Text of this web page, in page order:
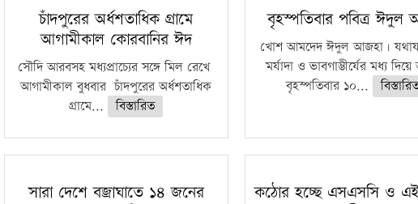
চাঁদপুরের অর্ধশতাধিক গ্রামে
আগামীকাল কোরবানির ঈদ
সৌদি আরবসহ মধ্যপ্রাচ্যের সঙ্গে মিল রেখে
আগামীকাল বুধবার চাঁদপুরের অর্ধশতাধিক
গ্রামে...
বিস্তারিত
বৃহস্পতিবার পবিত্র ঈদুল
খোশ আমদেদ ঈদুল আজহা।
মর্যাদা ও ভাবগাম্ভীর্যের মধ্য
বৃহস্পতিবার ১০...
সারা দেশে বজ্রাঘাতে ১৪ জনের
কঠোর হচ্ছে এসএসসি ও